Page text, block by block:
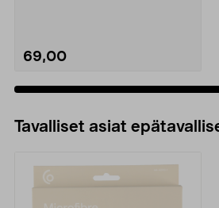
69,00
Tavalliset asiat